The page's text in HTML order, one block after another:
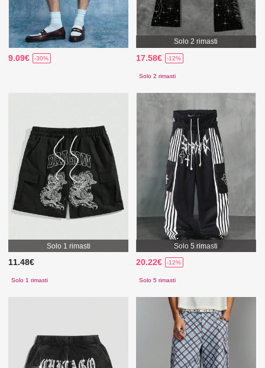
9.09€ -30%
Solo 2 rimasti
17.58€ -12%
Solo 2 rimasti
Solo 1 rimasti
11.48€
Solo 1 rimasti
Solo 5 rimasti
20.22€ -12%
Solo 5 rimasti